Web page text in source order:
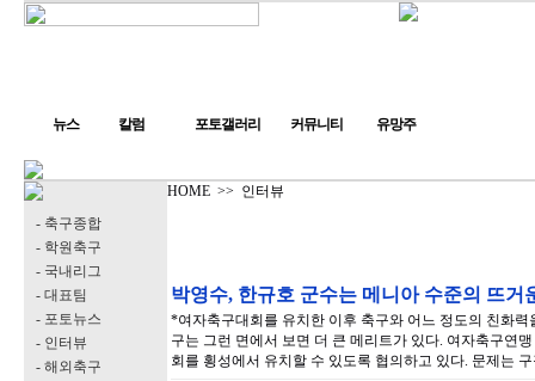
뉴스 칼럼 포토갤러리 커뮤니티 유망주
- 축구종합
- 학원축구
- 국내리그
- 대표팀
- 포토뉴스
- 인터뷰
- 해외축구
HOME >> 인터뷰
박영수, 한규호 군수는 메니아 수준의 뜨거
*여자축구대회를 유치한 이후 축구와 어느 정도의 친화
구는 그런 면에서 보면 더 큰 메리트가 있다. 여자축구연
회를 횡성에서 유치할 수 있도록 협의하고 있다. 문제는